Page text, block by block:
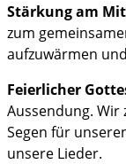
Stärkung am
zum
aufzuwärmen
Feierlicher
Aussendung. Wir
Segen für
unsere Lieder.